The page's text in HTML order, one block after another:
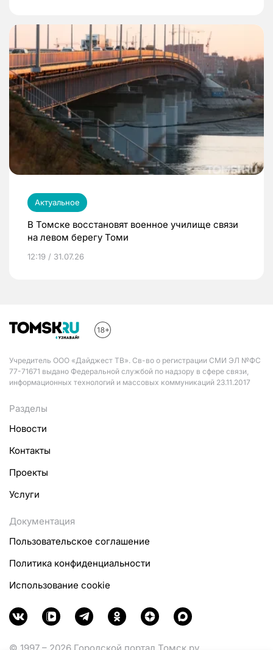
Актуальное
В Томске восстановят военное училище связи
на левом берегу Томи
12:19 / 31.07.26
Учредитель ООО «Дайджест ТВ». Св-во о регистрации СМИ ЭЛ №ФС
77-71671 выдано Федеральной службой по надзору в сфере связи,
информационных технологий и массовых коммуникаций 23.11.2017
Разделы
Новости
Контакты
Проекты
Услуги
Документация
Пользовательское соглашение
Политика конфиденциальности
Использование cookie